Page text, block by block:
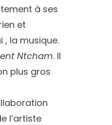
à ses
et
, la musique.
Ntcham. Il
plus gros
l’artiste